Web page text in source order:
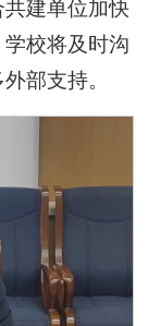
建单位加快
校将及时沟
部支持。